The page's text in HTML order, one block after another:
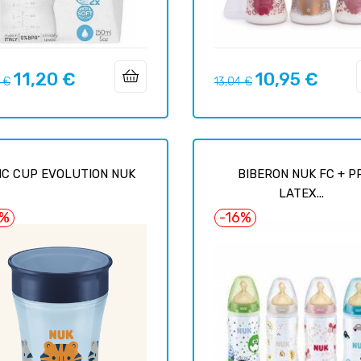
€ Цена
11,20 €
Базовая
13,04 € Цена
10,95 €
CUP EVOLUTION NUK
BIBERON NUK FC +
LATEX...
-16%